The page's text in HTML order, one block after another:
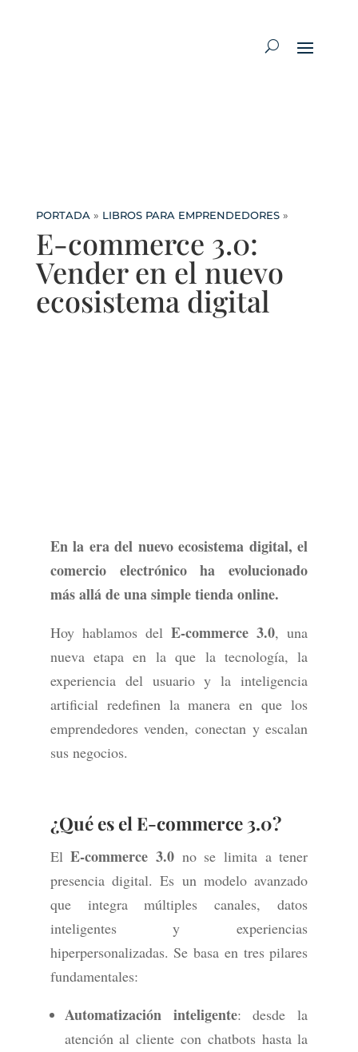
PORTADA» LIBROS PARA EMPRENDEDORES»
E-commerce 3.0:
Vender en el nuevo
ecosistema digital
En la era del nuevo ecosistema digital, el
comercio electrónico ha evolucionado
más allá de una simple tienda online.
Hoy hablamos delE-commerce 3.0, una
nueva etapa en la que la tecnología, la
experiencia del usuario y la inteligencia
artificial redefinen la manera en que los
emprendedores venden, conectan y escalan
sus negocios.
¿Qué es el E-commerce 3.0?
ElE-commerce 3.0 no se limita a tener
presencia digital. Es un modelo avanzado
que integra múltiples canales, datos
inteligentes y experiencias
hiperpersonalizadas. Se basa en tres pilares
fundamentales:
Automatización inteligente: desde la
atención al cliente con chatbots hasta la